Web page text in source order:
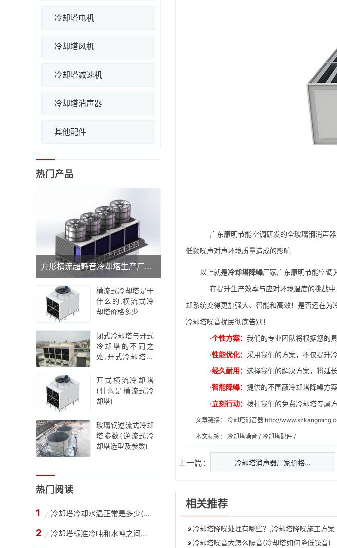
冷却塔电机
冷却塔风机
冷却塔减速机
冷却塔消声器
其他配件
热门产品
方形横流超静音冷却塔生产厂家(广东品牌冷却塔厂家)
横流式冷却塔是干
什么的,横流式冷
却塔价格多少
闭式冷却塔与开式
冷却塔的不同之
处,开式冷却塔工
开式横流冷却塔
(什么是横流式冷
却塔)
玻璃钢逆流式冷却
塔参数(逆流式冷
却塔选型及参数)
热门阅读
冷却塔冷却水温正常是多少(高温冷却塔进出水温
冷却塔标准冷吨和水吨之间怎么换算(冷却水塔吨
广东康明节能空调研发的全玻璃钢消声器
低频噪声对声环境质量造成的影响
以上就是冷却塔降噪厂家广东康明节能空调
在提升生产效率与应对环境温度的挑战中
却系统变得更加强大、智能和高效！是否还在
冷却塔噪音扰民彻底告别！
·个性方案： 我们的专业团队将根据您的
·性能优化： 采用我们的方案，不仅提升
·经久耐用： 选择我们的解决方案，将延
·智能降噪： 提供的不围蔽冷却塔降噪方
·立刻行动： 拨打我们的免费冷却塔专属方
文章链接： 冷却塔消音器 http://
本文标签： 冷却塔噪音 / 冷却塔配件 /
上一篇： 冷却塔消声器厂家价格…
相关推荐
冷却塔降噪处理有哪些？,冷却塔降噪施工方案
冷却塔噪音大怎么隔音(冷却塔如何降低噪音)